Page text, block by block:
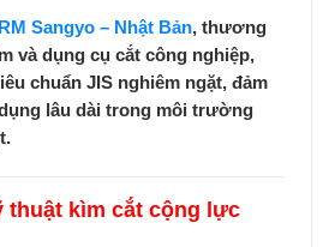
Sangyo – Nhật Bản, thương
và dụng cụ cắt công nghiệp,
chuẩn JIS nghiêm ngặt, đảm
lâu dài trong môi trường
thuật kìm cắt cộng lực